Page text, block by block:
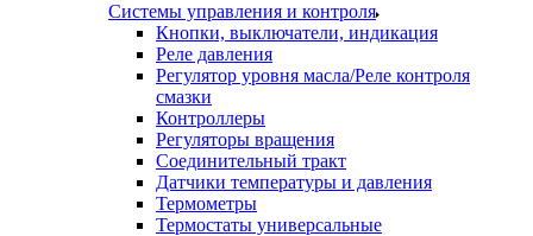
Системы управления и контроля
Кнопки, выключатели, индикация
Реле давления
Регулятор уровня масла/Реле контроля
смазки
Контроллеры
Регуляторы вращения
Соединительный тракт
Датчики температуры и давления
Термометры
Термостаты универсальные